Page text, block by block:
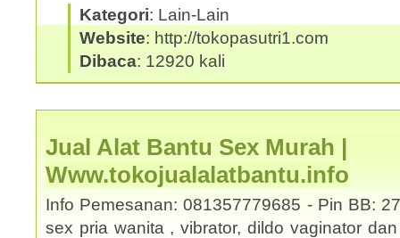
Kategori: Lain-Lain
Website: http://tokopasutri1.com
Dibaca: 12920 kali
Jual Alat Bantu Sex Murah |
Www.tokojualalatbantu.info
Info Pemesanan: 081357779685 - Pin BB:
sex pria wanita , vibrator, dildo vaginator